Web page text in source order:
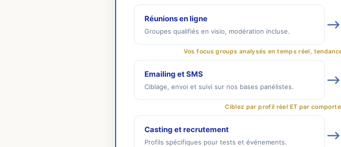
Réunions en ligne
Groupes qualifiés en visio, modération incluse.
⟶
Vos focus groups analysés en temps réel,
Emailing et SMS
Ciblage, envoi et suivi sur nos bases panélistes.
⟶
Ciblez par profil réel ET par
Casting et recrutement
Profils spécifiques pour tests et événements.
⟶